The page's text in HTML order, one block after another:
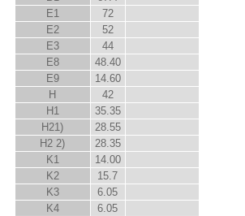
E1
72
E2
52
E3
44
E8
48.40
E9
14.60
H
42
H 1
35.35
H21)
28.55
H2 2)
28.35
K1
14.00
K2
15.7
K3
6.05
K4
6.05